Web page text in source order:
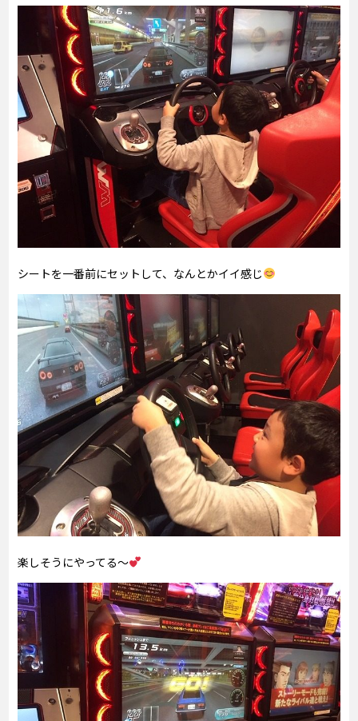
シートを一番前にセットして、なんとかイイ感じ
楽しそうにやってる～